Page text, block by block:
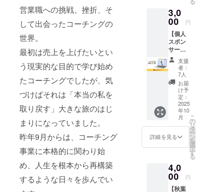
営業職への挑戦、挫折、そ
して出会ったコーチングの
世界。
最初は売上を上げたいとい
う現実的な目的で学び始め
たコーチングでしたが、気
づけばそれは「本当の私を
取り戻す」大きな旅のはじ
まりになっていました。
昨年9月からは、コーチング
事業に本格的に関わり始
め、人生を根本から再構築
するような日々を歩んでい
だきま
す。 な
お、支
援時に
上乗せ
支援が
可能で
す。 応
援の気
持ちの
上乗
せ、大
歓迎で
す！
3,0
00 円
【個人
スポン
サー】
グラン
デ会の
個人ス
ポン
サーに
なれる
権利で
す。 支
援者と
して制
作予定
のHPの
特設
にお名
前を掲
載させ
ていた
支援
者：
7人
お届
け予
定：
2025
年10
月
詳細を見る
こ
の
リ
タ
ー
ン
を
選
択
す
る
4,0
00 円
【秋葉